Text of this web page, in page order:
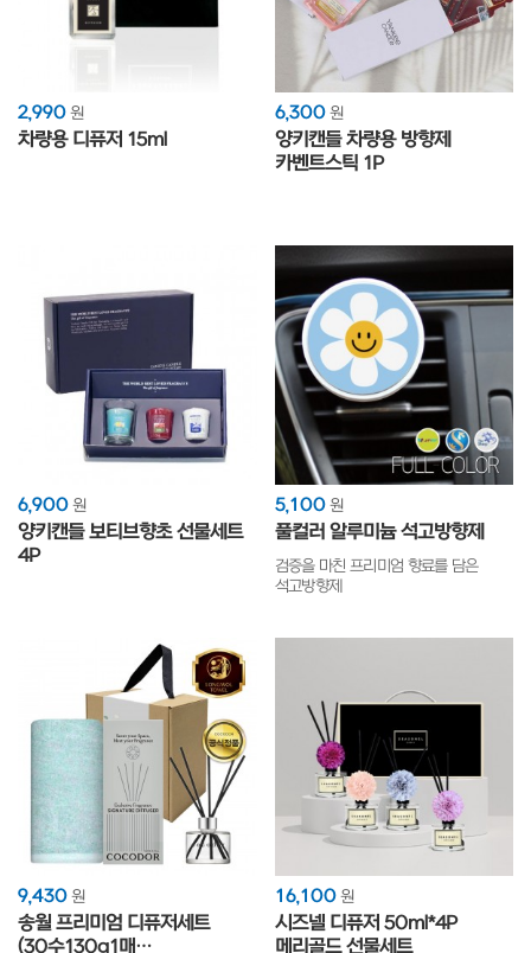
2,990 원
차량용 디퓨저 15ml
6,300 원
양키캔들 차량용 방향제
카벤트스틱 1P
6,900 원
양키캔들 보티브향초 선물세트
4P
5,100 원
풀컬러 알루미늄 석고방향제
검증을 마친 프리미엄 향료를 담은
석고방향제
9,430 원
송월 프리미엄 디퓨저세트
(30수130g1매
16,100 원
시즈넬 디퓨저 50ml*4P
메리골드 선물세트